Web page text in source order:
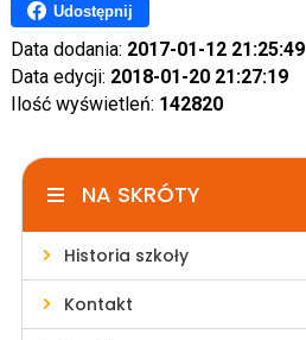
Udostępnij
Data dodania: 2017-01-12 21:25:49
Data edycji: 2018-01-20 21:27:19
Ilość wyświetleń: 142820
NA SKRÓTY
Historia szkoły
Kontakt